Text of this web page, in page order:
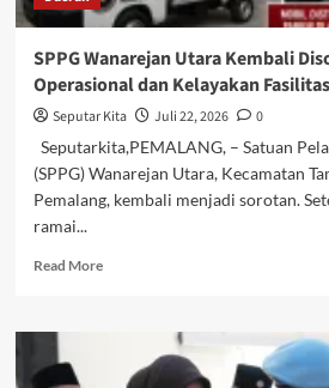
Kokoh
SPPG Wanarejan Utara Kembali
Operasional dan Kelayakan
Seputar Kita Juli 22, 2026
0
Seputarkita,PEMALANG, – Satuan
(SPPG) Wanarejan Utara, Kecamatan
Pemalang, kembali menjadi sorotan.
ramai...
Read MoreRead
Wanarejan
Utara